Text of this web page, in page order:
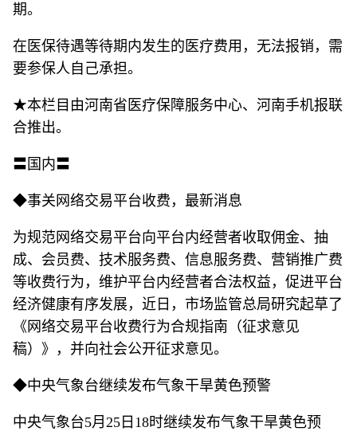
期。
在医保待遇等待期内发生的医疗费用，无法报销，需
要参保人自己承担。
★本栏目由河南省医疗保障服务中心、河南手机报联
合推出。
〓国内〓
◆事关网络交易平台收费，最新消息
为规范网络交易平台向平台内经营者收取佣金、抽
成、会员费、技术服务费、信息服务费、营销推广费
等收费行为，维护平台内经营者合法权益，促进平台
经济健康有序发展，近日，市场监管总局研究起草了
《网络交易平台收费行为合规指南（征求意见
稿）》，并向社会公开征求意见。
◆中央气象台继续发布气象干旱黄色预警
中央气象台5月25日18时继续发布气象干旱黄色预